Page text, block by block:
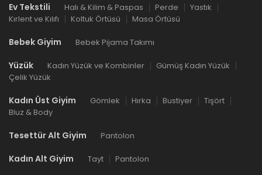
Ev Tekstili Halı & Kilim & Paspas Perde
Yastık
Kırlent ve Kılıfı
Koltuk Örtüsü Masa Örtüsü
Bebek Giyim Bebek Pijama Takımı
Yüzük Kadın Yüzük ve Kombinler
Gümüş Kadın Yüzük
Çelik Yüzük
Kadın Üst Giyim Gömlek Hırka Bustiyer
Tişört
Bluz & Body
Tesettür Alt Giyim Pantolon
Kadın Alt Giyim Tayt Pantolon